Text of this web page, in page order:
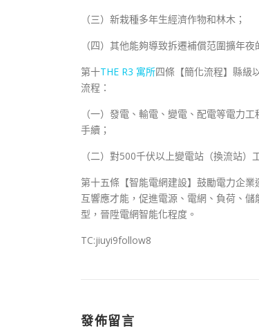
（三）新栽種多年生經濟作物和林木；
（四）其他能夠導致拆遷補償范圍擴年夜
第十THE R3 寓所四條【簡化流程】縣級
流程：
（一）發電、輸電、變電、配電等電力
手續；
（二）對500千伏以上變電站（換流站
第十五條【智能電網建設】鼓勵電力企業
互響應才能，促進電源、電網、負荷、
型，晉陞電網智能化程度。
TC:jiuyi9follow8
發佈留言